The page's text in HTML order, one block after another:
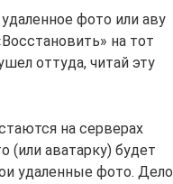
фото или аву
на тот
оттуда, читай эту
на серверах
(или аватарку) будет
удаленные фото. Дело